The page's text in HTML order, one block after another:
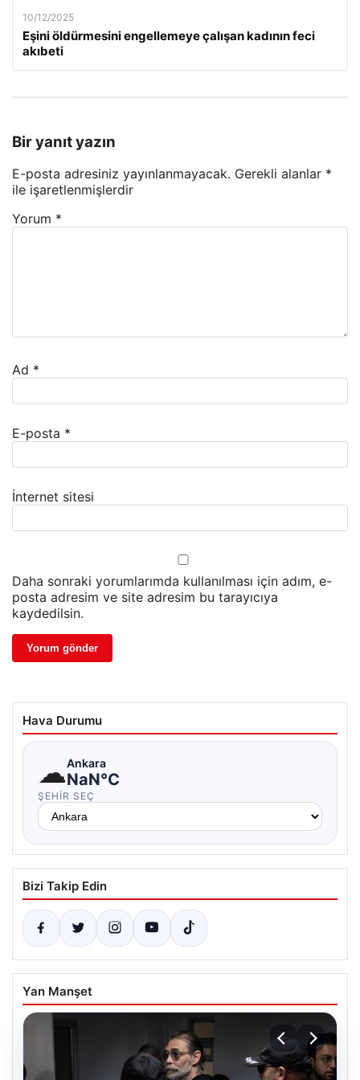
10/12/2025
Eşini öldürmesini engellemeye çalışan kadının feci
akıbeti
Bir yanıt yazın
E-posta adresiniz yayınlanmayacak. Gerekli alanlar *
ile işaretlenmişlerdir
Yorum *
Ad *
E-posta *
İnternet sitesi
Daha sonraki yorumlarımda kullanılması için adım, e-
posta adresim ve site adresim bu tarayıcıya
kaydedilsin.
Hava Durumu
☁Ankara
NaN°C
ŞEHIR SEÇ
Bizi Takip Edin
Yan Manşet